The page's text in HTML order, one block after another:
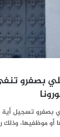
بصفرو
بصفرو تسجيل
أو موظفيها، وذلك